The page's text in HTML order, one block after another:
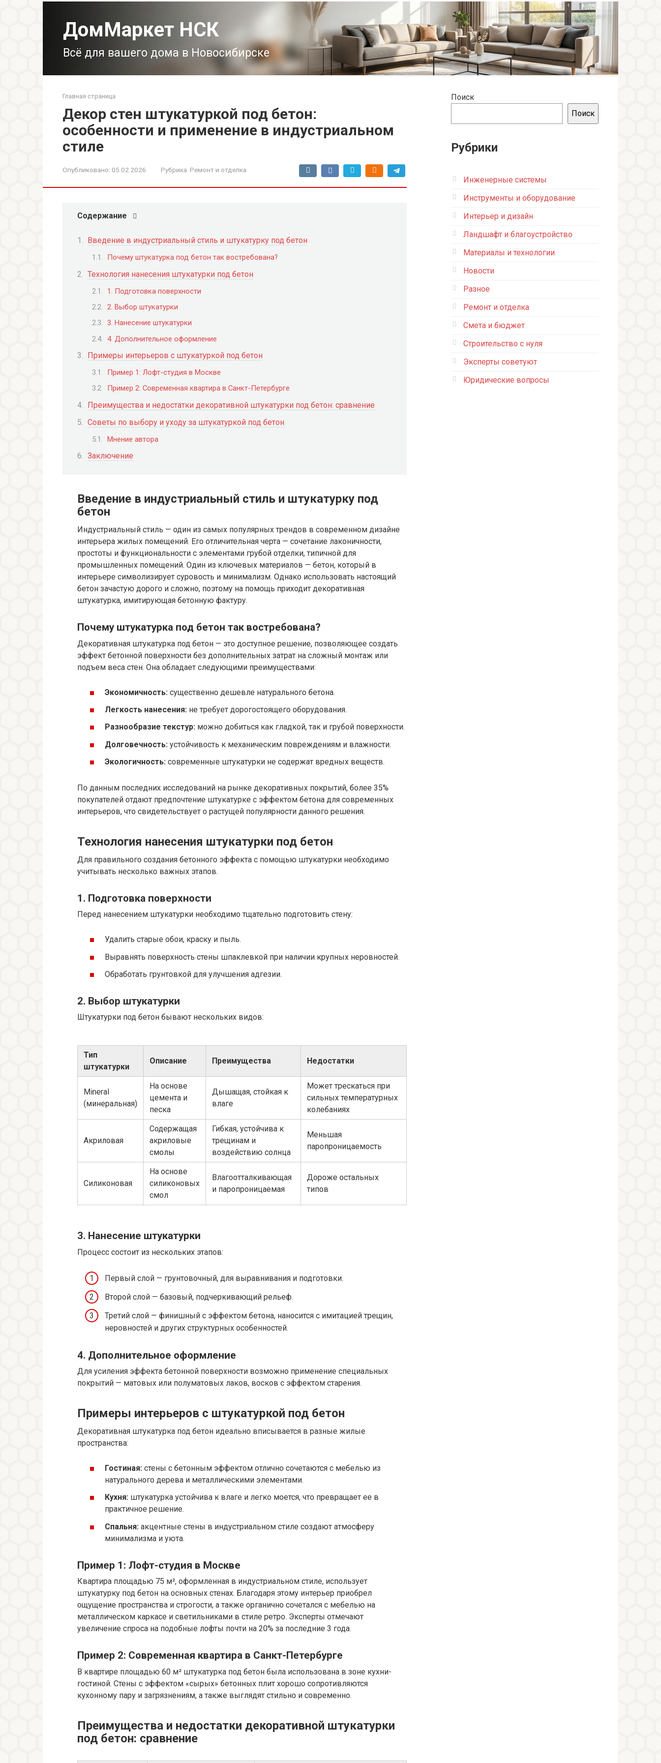
ДомМаркет НСК
Всё для вашего дома в Новосибирске
Главная страница
Декор стен штукатуркой под бетон:
особенности и применение в индустриальном
стиле
Опубликовано: 05.02.2026 Рубрика: Ремонт и отделка
Содержание
Введение в индустриальный стиль и штукатурку под бетон
Почему штукатурка под бетон так востребована?
Технология нанесения штукатурки под бетон
1. Подготовка поверхности
2. Выбор штукатурки
3. Нанесение штукатурки
4. Дополнительное оформление
Примеры интерьеров с штукатуркой под бетон
Пример 1: Лофт-студия в Москве
Пример 2: Современная квартира в Санкт-Петербурге
Преимущества и недостатки декоративной штукатурки под бетон: сравнение
Советы по выбору и уходу за штукатуркой под бетон
Мнение автора
Заключение
Введение в индустриальный стиль и штукатурку под
бетон
Индустриальный стиль — один из самых популярных трендов в современном дизайне
интерьера жилых помещений. Его отличительная черта — сочетание лаконичности,
простоты и функциональности с элементами грубой отделки, типичной для
промышленных помещений. Один из ключевых материалов — бетон, который в
интерьере символизирует суровость и минимализм. Однако использовать настоящий
бетон зачастую дорого и сложно, поэтому на помощь приходит декоративная
штукатурка, имитирующая бетонную фактуру.
Почему штукатурка под бетон так востребована?
Декоративная штукатурка под бетон — это доступное решение, позволяющее создать
эффект бетонной поверхности без дополнительных затрат на сложный монтаж или
подъем веса стен. Она обладает следующими преимуществами:
Экономичность: существенно дешевле натурального бетона.
Легкость нанесения: не требует дорогостоящего оборудования.
Разнообразие текстур: можно добиться как гладкой, так и грубой поверхности.
Долговечность: устойчивость к механическим повреждениям и влажности.
Экологичность: современные штукатурки не содержат вредных веществ.
По данным последних исследований на рынке декоративных покрытий, более 35%
покупателей отдают предпочтение штукатурке с эффектом бетона для современных
интерьеров, что свидетельствует о растущей популярности данного решения.
Технология нанесения штукатурки под бетон
Для правильного создания бетонного эффекта с помощью штукатурки необходимо
учитывать несколько важных этапов.
1. Подготовка поверхности
Перед нанесением штукатурки необходимо тщательно подготовить стену:
Удалить старые обои, краску и пыль.
Выравнять поверхность стены шпаклевкой при наличии крупных неровностей.
Обработать грунтовкой для улучшения адгезии.
2. Выбор штукатурки
Штукатурки под бетон бывают нескольких видов:
Тип
штукатурки
Описание Преимущества Недостатки
Мineral
(минеральная)
На основе
цемента и
песка
Дышащая, стойкая к
влаге
Может трескаться при
сильных температурных
колебаниях
Акриловая
Содержащая
акриловые
смолы
Гибкая, устойчива к
трещинам и
воздействию солнца
Меньшая
паропроницаемость
Силиконовая
На основе
силиконовых
смол
Влагоотталкивающая
и паропроницаемая
Дороже остальных
типов
3. Нанесение штукатурки
Процесс состоит из нескольких этапов:
Первый слой — грунтовочный, для выравнивания и подготовки.
Второй слой — базовый, подчеркивающий рельеф.
Третий слой — финишный с эффектом бетона, наносится с имитацией трещин,
неровностей и других структурных особенностей.
4. Дополнительное оформление
Для усиления эффекта бетонной поверхности возможно применение специальных
покрытий — матовых или полуматовых лаков, восков с эффектом старения.
Примеры интерьеров с штукатуркой под бетон
Декоративная штукатурка под бетон идеально вписывается в разные жилые
пространства:
Гостиная: стены с бетонным эффектом отлично сочетаются с мебелью из
натурального дерева и металлическими элементами.
Кухня: штукатурка устойчива к влаге и легко моется, что превращает ее в
практичное решение.
Спальня: акцентные стены в индустриальном стиле создают атмосферу
минимализма и уюта.
Пример 1: Лофт-студия в Москве
Квартира площадью 75 м², оформленная в индустриальном стиле, использует
штукатурку под бетон на основных стенах. Благодаря этому интерьер приобрел
ощущение пространства и строгости, а также органично сочетался с мебелью на
металлическом каркасе и светильниками в стиле ретро. Эксперты отмечают
увеличение спроса на подобные лофты почти на 20% за последние 3 года.
Пример 2: Современная квартира в Санкт-Петербурге
В квартире площадью 60 м² штукатурка под бетон была использована в зоне кухни-
гостиной. Стены с эффектом «сырых» бетонных плит хорошо сопротивляются
кухонному пару и загрязнениям, а также выглядят стильно и современно.
Преимущества и недостатки декоративной штукатурки
под бетон: сравнение
Поиск
Поиск
Рубрики
Инженерные системы
Инструменты и оборудование
Интерьер и дизайн
Ландшафт и благоустройство
Материалы и технологии
Новости
Разное
Ремонт и отделка
Смета и бюджет
Строительство с нуля
Эксперты советуют
Юридические вопросы